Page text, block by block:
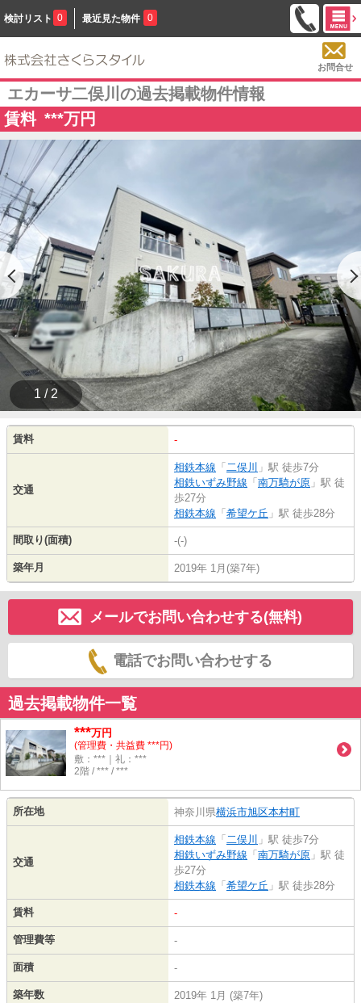
検討リスト 0 最近見た物件 0
お問合せ
エカーサ二俣川の過去掲載物件情報
賃料 ***万円
1 / 2
賃料 -
交通
相鉄本線 「 二俣川 」駅 徒歩7分
相鉄いずみ野線 「 南万騎が原 」駅 徒
歩27分
相鉄本線 「 希望ケ丘 」駅 徒歩28分
間取り(面積) -(-)
築年月 2019年 1月(築7年)
メールでお問い合わせする(無料)
電話でお問い合わせする
過去掲載物件一覧
***万円
(管理費・共益費 ***円)
敷：***｜礼：***
2階 / *** / ***
所在地 神奈川県横浜市旭区本村町
交通
相鉄本線 「 二俣川 」駅 徒歩7分
相鉄いずみ野線 「 南万騎が原 」駅 徒
歩27分
相鉄本線 「 希望ケ丘 」駅 徒歩28分
賃料 -
管理費等 -
面積 -
築年数 2019年 1月 (築7年)